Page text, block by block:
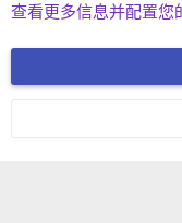
简
©
查看更多信息并配置您